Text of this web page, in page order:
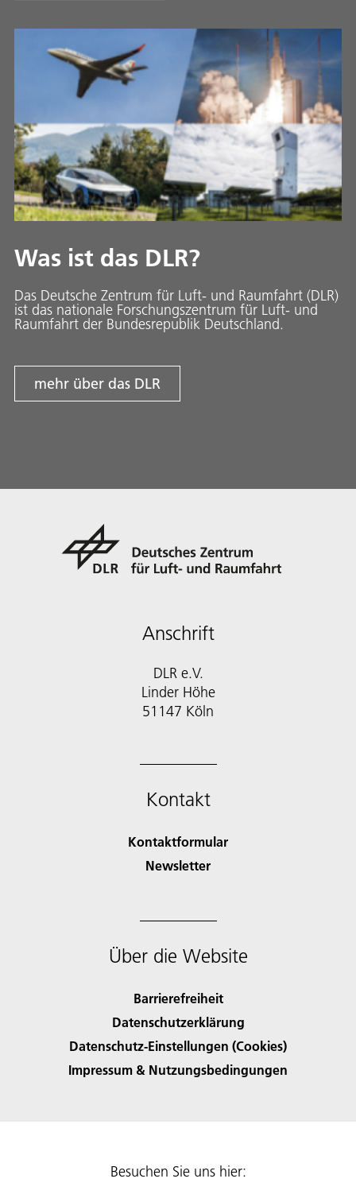
Was ist das DLR?
Das Deutsche Zentrum für Luft- und Raumfahrt (DLR)
ist das nationale Forschungszentrum für Luft- und
Raumfahrt der Bundesrepublik Deutschland.
mehr über das DLR
Anschrift
DLR e.V.
Linder Höhe
51147 Köln
Kontakt
Kontaktformular
Newsletter
Über die Website
Barrierefreiheit
Datenschutzerklärung
Datenschutz-Einstellungen (Cookies)
Impressum & Nutzungsbedingungen
Besuchen Sie uns hier: